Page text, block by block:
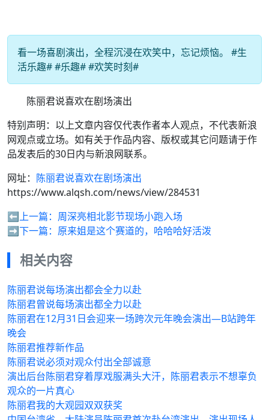
看一场喜剧演出，全程沉浸在欢笑中，忘记烦恼。 #生
活乐趣# #乐趣# #欢笑时刻#
陈丽君说喜欢在剧场演出
特别声明：以上文章内容仅代表作者本人观点，不代表新浪
网观点或立场。如有关于作品内容、版权或其它问题请于作
品发表后的30日内与新浪网联系。
网址： 陈丽君说喜欢在剧场演出
https://www.alqsh.com/news/view/284531
⬅️上一篇： 周深亮相北影节现场小跑入场
➡️下一篇： 原来姐是这个赛道的，哈哈哈好活泼
相关内容
陈丽君说每场演出都会全力以赴
陈丽君曾说每场演出都全力以赴
陈丽君在12月31日会迎来一场跨次元年晚会演出—B站跨年
晚会
陈丽君推荐新作品
陈丽君说必须对观众付出全部诚意
演出后台陈丽君穿着厚戏服满头大汗，陈丽君表示不想辜负
观众的一片真心
陈丽君我的大观园双双获奖